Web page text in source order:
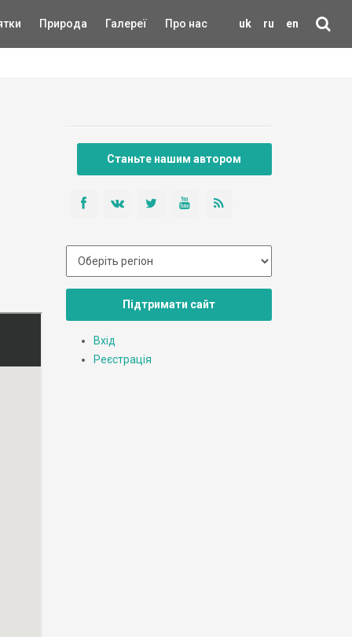
uk ru en
Природа Галереї Про нас
Станьте нашим автором
Підтримати сайт
Вхід
Реєстрація